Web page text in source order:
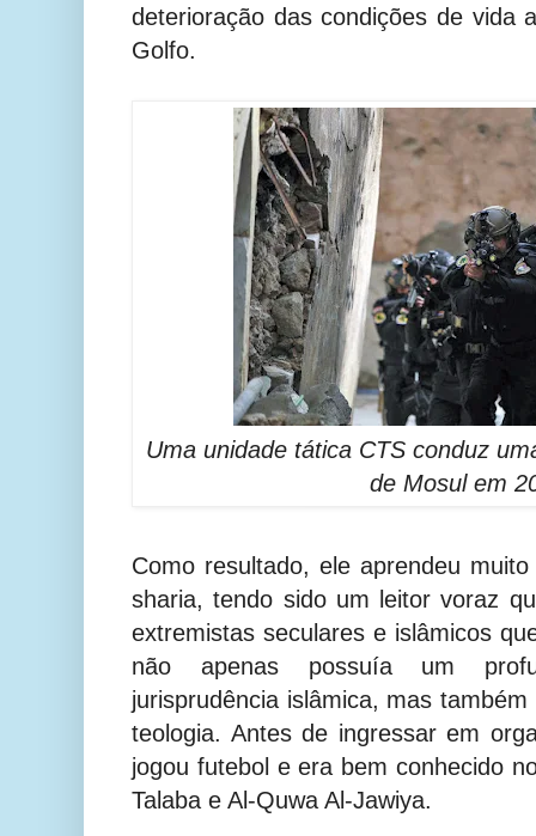
deterioração das condições de vida
Golfo.
Uma unidade tática CTS conduz
de Mosul em
Como resultado, ele aprendeu
sharia, tendo sido um leitor voraz
extremistas seculares e islâmicos
não apenas possuía um
jurisprudência islâmica, mas
teologia. Antes de ingressar em
jogou futebol e era bem conhecido
Talaba e Al-Quwa Al-Jawiya.